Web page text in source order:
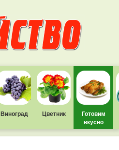
Виноград Цветник
Готовим
вкусно